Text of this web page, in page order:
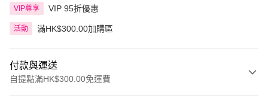
VIP尊享 VIP 95折優惠
活動 滿HK$300.00加購區
付款與運送
自提點滿HK$300.00免運費